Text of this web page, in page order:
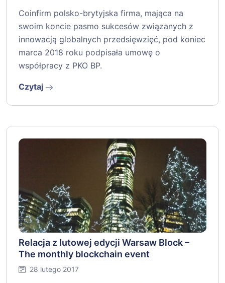
Coinfirm polsko-brytyjska firma, mająca na
swoim koncie pasmo sukcesów związanych z
innowacją globalnych przedsięwzięć, pod koniec
marca 2018 roku podpisała umowę o
współpracy z PKO BP.
Czytaj
Relacja z lutowej edycji Warsaw Block –
The monthly blockchain event
28 lutego 2017